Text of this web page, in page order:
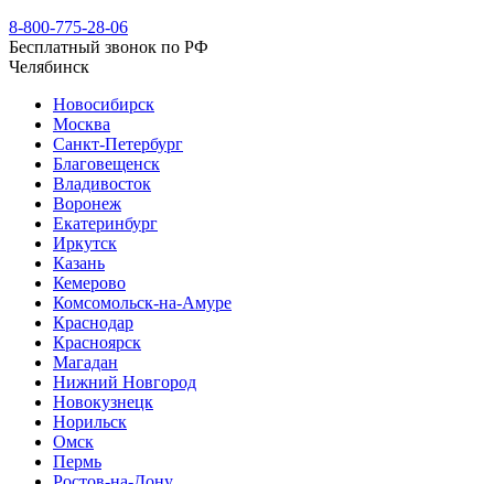
8-800-775-28-06
Бесплатный звонок по РФ
Челябинск
Новосибирск
Москва
Санкт-Петербург
Благовещенск
Владивосток
Воронеж
Екатеринбург
Иркутск
Казань
Кемерово
Комсомольск-на-Амуре
Краснодар
Красноярск
Магадан
Нижний Новгород
Новокузнецк
Норильск
Омск
Пермь